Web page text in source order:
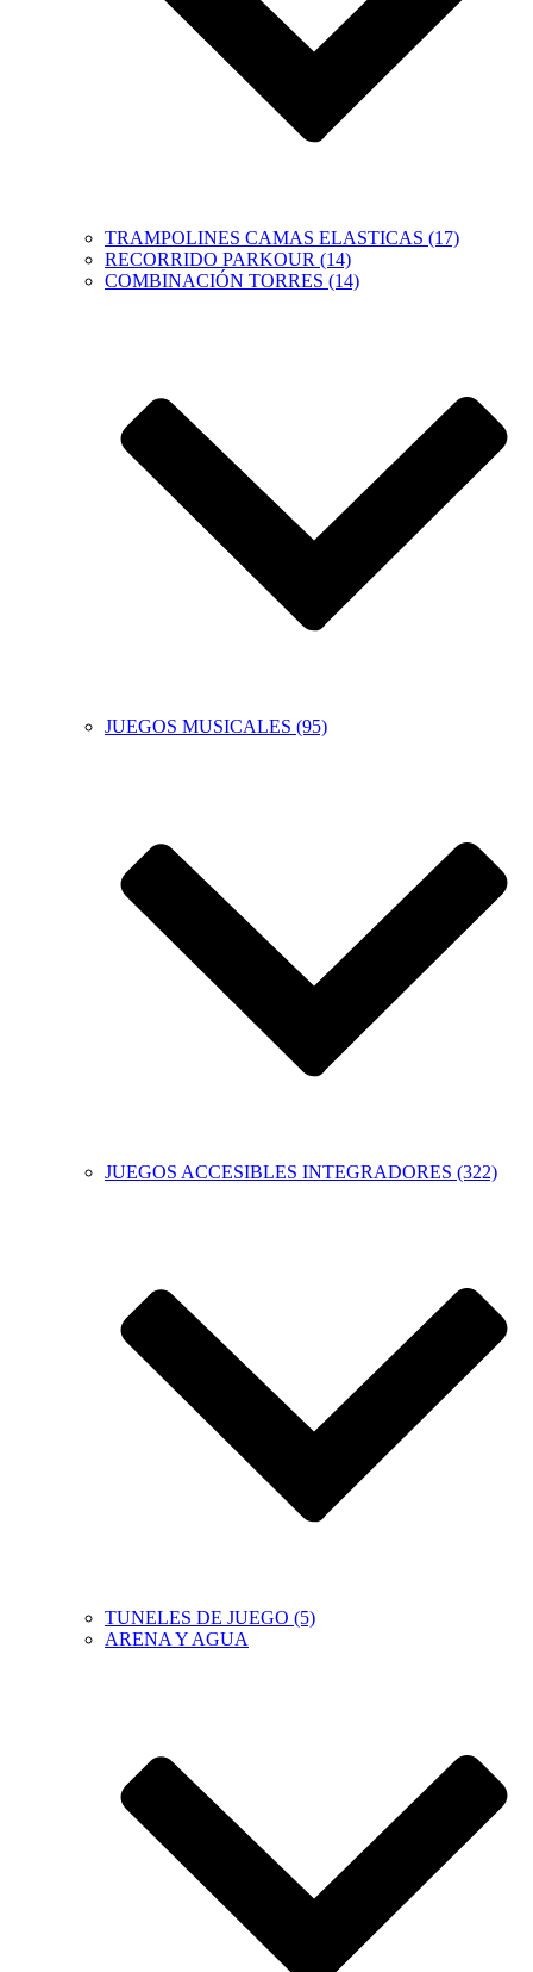
TRAMPOLINES CAMAS ELASTICAS (17)
RECORRIDO PARKOUR (14)
COMBINACIÓN TORRES (14)
JUEGOS MUSICALES (95)
JUEGOS ACCESIBLES INTEGRADORES (322)
TUNELES DE JUEGO (5)
ARENA Y AGUA